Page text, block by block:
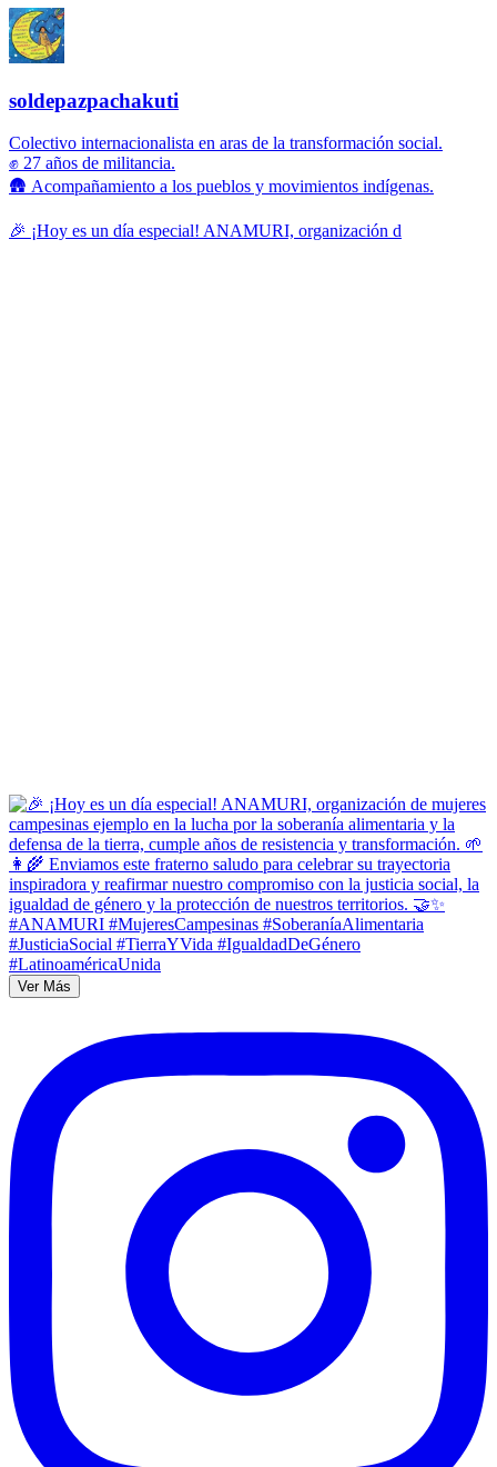
soldepazpachakuti
Colectivo internacionalista en aras de la transformación social.
✊ 27 años de militancia.
🛖 Acompañamiento a los pueblos y movimientos indígenas.
🎉 ¡Hoy es un día especial! ANAMURI, organización d
Ver Más